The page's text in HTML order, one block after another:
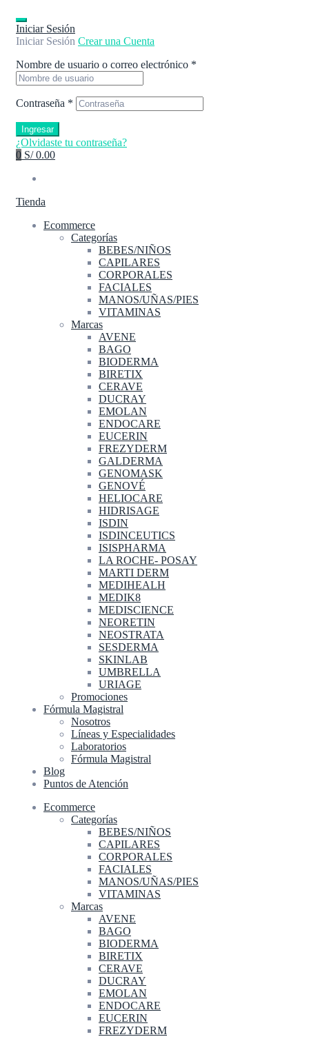
Iniciar Sesión
Iniciar Sesión Crear una Cuenta
Nombre de usuario o correo electrónico *
Contraseña *
Ingresar
¿Olvidaste tu contraseña?
0 S/ 0.00
Tienda
Ecommerce
Categorías
BEBES/NIÑOS
CAPILARES
CORPORALES
FACIALES
MANOS/UÑAS/PIES
VITAMINAS
Marcas
AVENE
BAGO
BIODERMA
BIRETIX
CERAVE
DUCRAY
EMOLAN
ENDOCARE
EUCERIN
FREZYDERM
GALDERMA
GENOMASK
GENOVÉ
HELIOCARE
HIDRISAGE
ISDIN
ISDINCEUTICS
ISISPHARMA
LA ROCHE- POSAY
MARTI DERM
MEDIHEALH
MEDIK8
MEDISCIENCE
NEORETIN
NEOSTRATA
SESDERMA
SKINLAB
UMBRELLA
URIAGE
Promociones
Fórmula Magistral
Nosotros
Líneas y Especialidades
Laboratorios
Fórmula Magistral
Blog
Puntos de Atención
Ecommerce
Categorías
BEBES/NIÑOS
CAPILARES
CORPORALES
FACIALES
MANOS/UÑAS/PIES
VITAMINAS
Marcas
AVENE
BAGO
BIODERMA
BIRETIX
CERAVE
DUCRAY
EMOLAN
ENDOCARE
EUCERIN
FREZYDERM